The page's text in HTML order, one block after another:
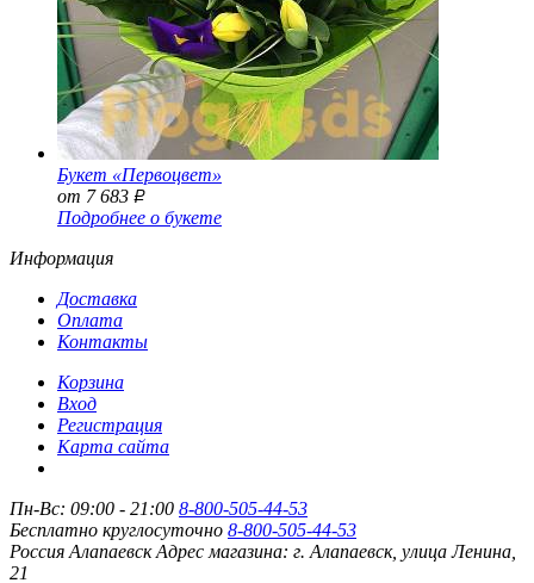
Букет «Первоцвет»
от 7 683 Р
Подробнее о букете
Информация
Доставка
Оплата
Контакты
Корзина
Вход
Регистрация
Карта сайта
Пн-Вс: 09:00 - 21:00 8-800-505-44-53
Бесплатно круглосуточно 8-800-505-44-53
Россия Алапаевск Адрес магазина: г. Алапаевск, улица Ленина,
21